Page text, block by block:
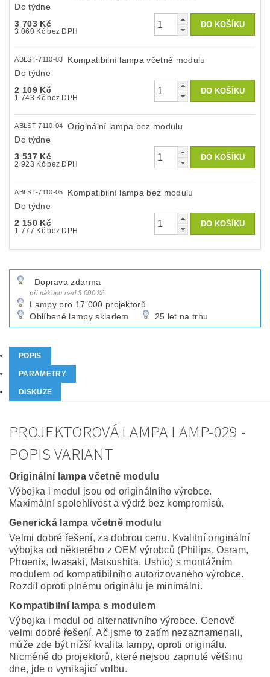
Do týdne
3 703 Kč
3 060 Kč bez DPH
ABLST-7110-03
Kompatibilní lampa včetně modulu
Do týdne
2 109 Kč
1 743 Kč bez DPH
ABLST-7110-04
Originální lampa bez modulu
Do týdne
3 537 Kč
2 923 Kč bez DPH
ABLST-7110-05
Kompatibilní lampa bez modulu
Do týdne
2 150 Kč
1 777 Kč bez DPH
Doprava zdarma
při nákupu nad 3 000 Kč
Lampy pro 17 000 projektorů
Oblíbené lampy skladem
25 let na trhu
POPIS
PARAMETRY
DISKUZE
PROJEKTOROVÁ LAMPA LAMP-029 -
POPIS VARIANT
Originální lampa včetně modulu
Výbojka i modul jsou od originálního výrobce.
Maximální spolehlivost a výdrž bez kompromisů.
Generická lampa včetně modulu
Velmi dobré řešení, za dobrou cenu. Kvalitní originální
výbojka od některého z OEM výrobců (Philips, Osram,
Phoenix, Iwasaki, Matsushita, Ushio) s montážním
modulem od kompatibilního autorizovaného výrobce.
Rozdíl oproti plnému originálu je minimální.
Kompatibilní lampa s modulem
Výbojka i modul od alternativního výrobce. Cenově
velmi dobré řešení. Ač jsme to zatím nezaznamenali,
může zde být nižší kvalita lampy, oproti originálu.
Nicméně do projektorů, které nejsou zapnuté většinu
dne, jde o vynikajicí volbu.